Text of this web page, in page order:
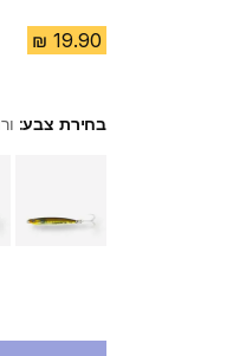
בחירת צבע: